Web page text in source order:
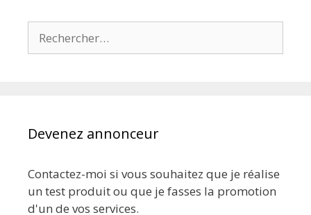
Devenez annonceur
Contactez-moi si vous souhaitez que je réalise
un test produit ou que je fasses la promotion
d'un de vos services.